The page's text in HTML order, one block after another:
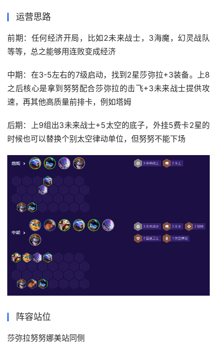
运营思路
前期：任何经济开局，比如2未来战士，3海魔，幻灵战队
等等，总之能够用连败变成经济
中期：在3-5左右的7级启动，找到2星莎弥拉+3装备。上8
之后核心是拿到努努配合莎弥拉的击飞+3未来战士提供攻
速，再其他高质量前排卡，例如塔姆
后期：上9组出3未来战士+5太空的底子，外挂5费卡2星的
时候也可以替换个别太空律动单位，但努努不能下场
阵容站位
莎弥拉努努娜美站同侧